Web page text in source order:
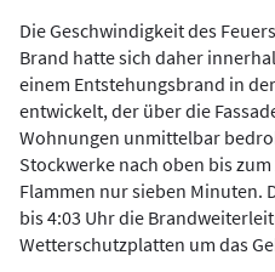
Die Geschwindigkeit des
Brand hatte sich daher
einem Entstehungsbrand in
entwickelt, der über die
Wohnungen un­mittelbar
Stockwerke nach oben bis
Flammen nur sie­ben Minuten.
bis 4:03 Uhr die
Wetterschutzplatten um das